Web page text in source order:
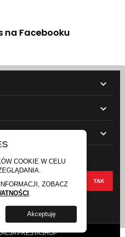
na Facebooku



COOKIE W CELU
ZOBACZ
.
Akceptuję
FACEBOOKINSTAGRAM
PRESTASHOP